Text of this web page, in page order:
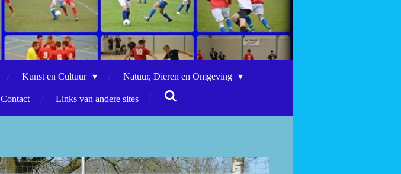
Kunst en Cultuur Natuur, Dieren en Omgeving
Contact Links van andere sites